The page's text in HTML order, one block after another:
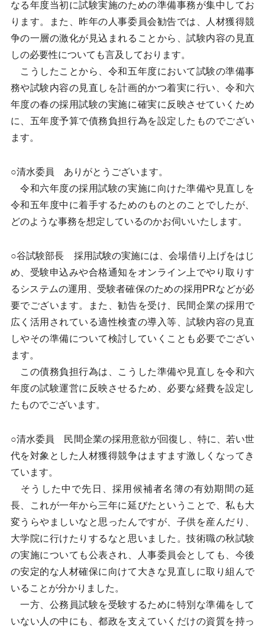
なる年度当初に試験実施のための準備事務が集中してお
ります。また、昨年の人事委員会勧告では、人材獲得競
争の一層の激化が見込まれることから、試験内容の見直
しの必要性についても言及しております。
こうしたことから、令和五年度において試験の準備事
務や試験内容の見直しを計画的かつ着実に行い、令和六
年度の春の採用試験の実施に確実に反映させていくため
に、五年度予算で債務負担行為を設定したものでござい
ます。
○清水委員 ありがとうございます。
令和六年度の採用試験の実施に向けた準備や見直しを
令和五年度中に着手するためのものとのことでしたが、
どのような事務を想定しているのかお伺いいたします。
○谷試験部長 採用試験の実施には、会場借り上げをはじ
め、受験申込みや合格通知をオンライン上でやり取りす
るシステムの運用、受験者確保のための採用PRなどが必
要でございます。また、勧告を受け、民間企業の採用で
広く活用されている適性検査の導入等、試験内容の見直
しやその準備について検討していくことも必要でござい
ます。
この債務負担行為は、こうした準備や見直しを令和六
年度の試験運営に反映させるため、必要な経費を設定し
たものでございます。
○清水委員 民間企業の採用意欲が回復し、特に、若い世
代を対象とした人材獲得競争はますます激しくなってき
ています。
そうした中で先日、採用候補者名簿の有効期間の延
長、これが一年から三年に延びたということで、私も大
変うらやましいなと思ったんですが、子供を産んだり、
大学院に行けたりするなと思いました。技術職の秋試験
の実施についても公表され、人事委員会としても、今後
の安定的な人材確保に向けて大きな見直しに取り組んで
いることが分かりました。
一方、公務員試験を受験するために特別な準備をして
いない人の中にも、都政を支えていくだけの資質を持っ